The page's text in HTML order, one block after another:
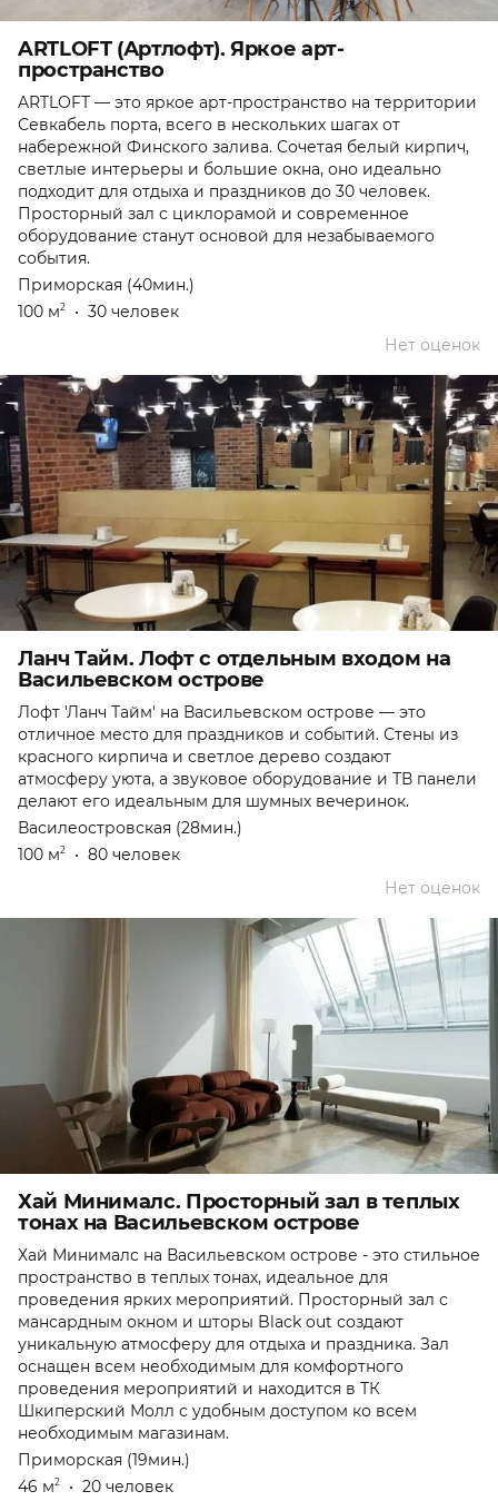
ARTLOFT (Артлофт). Яркое арт-
пространство
ARTLOFT — это яркое арт-пространство на территории
Севкабель порта, всего в нескольких шагах от
набережной Финского залива. Сочетая белый кирпич,
светлые интерьеры и большие окна, оно идеально
подходит для отдыха и праздников до 30 человек.
Просторный зал с циклорамой и современное
оборудование станут основой для незабываемого
события.
Приморская (40мин.)
100 м2 • 30 человек
Нет оценок
Ланч Тайм. Лофт с отдельным входом на
Васильевском острове
Лофт 'Ланч Тайм' на Васильевском острове — это
отличное место для праздников и событий. Стены из
красного кирпича и светлое дерево создают
атмосферу уюта, а звуковое оборудование и ТВ панели
делают его идеальным для шумных вечеринок.
Василеостровская (28мин.)
100 м2 • 80 человек
Нет оценок
Хай Минималс. Просторный зал в теплых
тонах на Васильевском острове
Хай Минималс на Васильевском острове - это стильное
пространство в теплых тонах, идеальное для
проведения ярких мероприятий. Просторный зал с
мансардным окном и шторы Black out создают
уникальную атмосферу для отдыха и праздника. Зал
оснащен всем необходимым для комфортного
проведения мероприятий и находится в ТК
Шкиперский Молл с удобным доступом ко всем
необходимым магазинам.
Приморская (19мин.)
46 м2 • 20 человек